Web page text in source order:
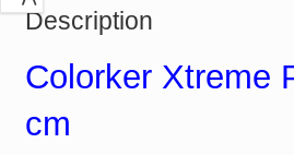
Description
Colorker Xtreme
cm